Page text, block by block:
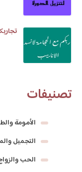
تصنيفات
الأمومة
التجميل
الحب